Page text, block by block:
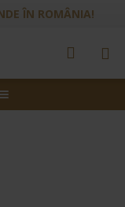
ÎN ROMÂNIA!